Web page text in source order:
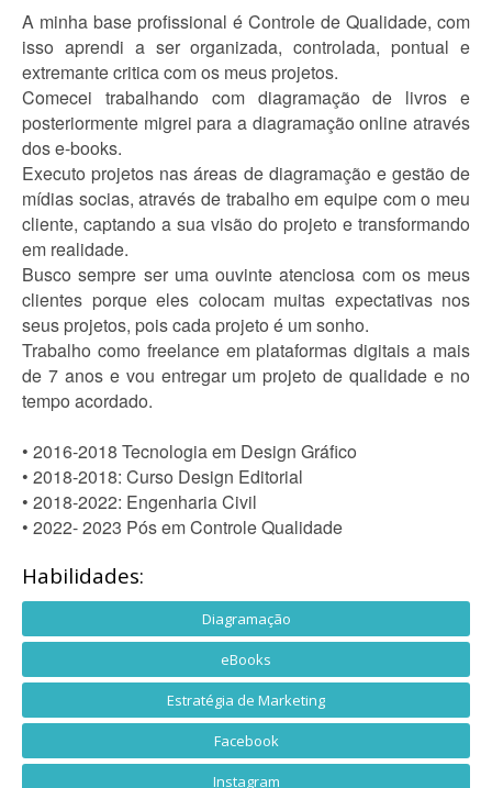
A minha base profissional é Controle de Qualidade, com
isso aprendi a ser organizada, controlada, pontual e
extremante critica com os meus projetos.
Comecei trabalhando com diagramação de livros e
posteriormente migrei para a diagramação online através
dos e-books.
Executo projetos nas áreas de diagramação e gestão de
mídias socias, através de trabalho em equipe com o meu
cliente, captando a sua visão do projeto e transformando
em realidade.
Busco sempre ser uma ouvinte atenciosa com os meus
clientes porque eles colocam muitas expectativas nos
seus projetos, pois cada projeto é um sonho.
Trabalho como freelance em plataformas digitais a mais
de 7 anos e vou entregar um projeto de qualidade e no
tempo acordado.
• 2016-2018 Tecnologia em Design Gráfico
• 2018-2018: Curso Design Editorial
• 2018-2022: Engenharia Civil
• 2022- 2023 Pós em Controle Qualidade
Habilidades:
Diagramação
eBooks
Estratégia de Marketing
Facebook
Instagram